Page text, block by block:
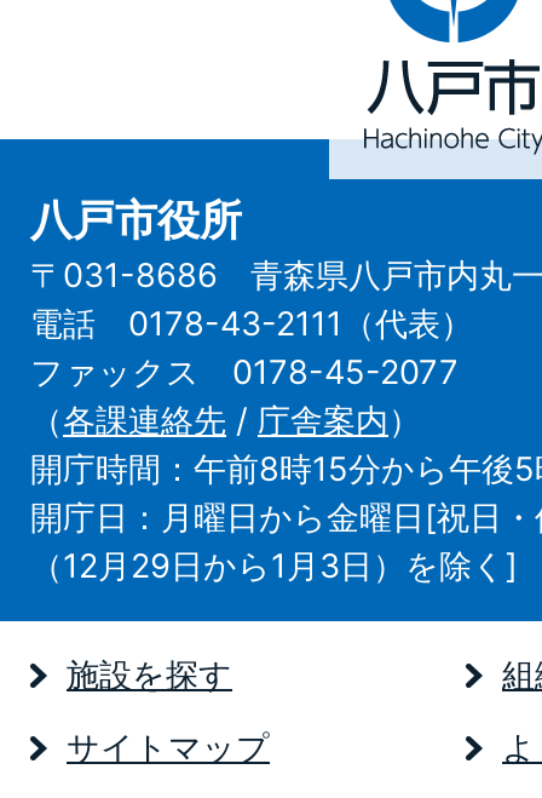
市
Hachinohe
City
八戸市役所
〒031-8686 青森県八戸市内丸一
電話 0178-43-2111（代表）
ファックス 0178-45-2077
（各課連絡先 / 庁舎案内）
開庁時間：午前8時15分から午後5
開庁日：月曜日から金曜日[祝日
（12月29日から1月3日）を除く]
施設を探す
サイトマップ